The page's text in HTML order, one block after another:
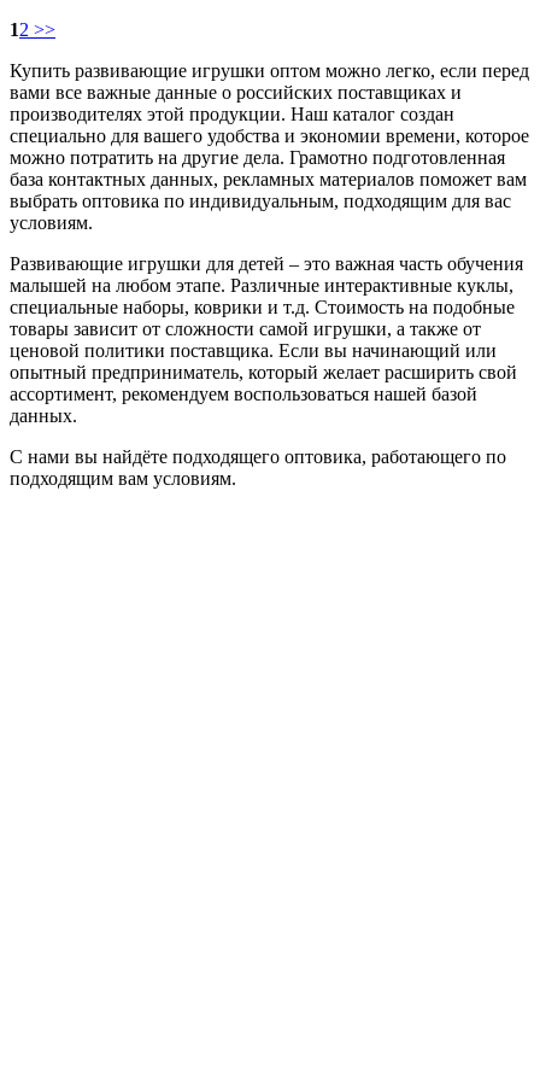
12 >>
Купить развивающие игрушки оптом можно легко, если перед
вами все важные данные о российских поставщиках и
производителях этой продукции. Наш каталог создан
специально для вашего удобства и экономии времени, которое
можно потратить на другие дела. Грамотно подготовленная
база контактных данных, рекламных материалов поможет вам
выбрать оптовика по индивидуальным, подходящим для вас
условиям.
Развивающие игрушки для детей – это важная часть обучения
малышей на любом этапе. Различные интерактивные куклы,
специальные наборы, коврики и т.д. Стоимость на подобные
товары зависит от сложности самой игрушки, а также от
ценовой политики поставщика. Если вы начинающий или
опытный предприниматель, который желает расширить свой
ассортимент, рекомендуем воспользоваться нашей базой
данных.
С нами вы найдёте подходящего оптовика, работающего по
подходящим вам условиям.